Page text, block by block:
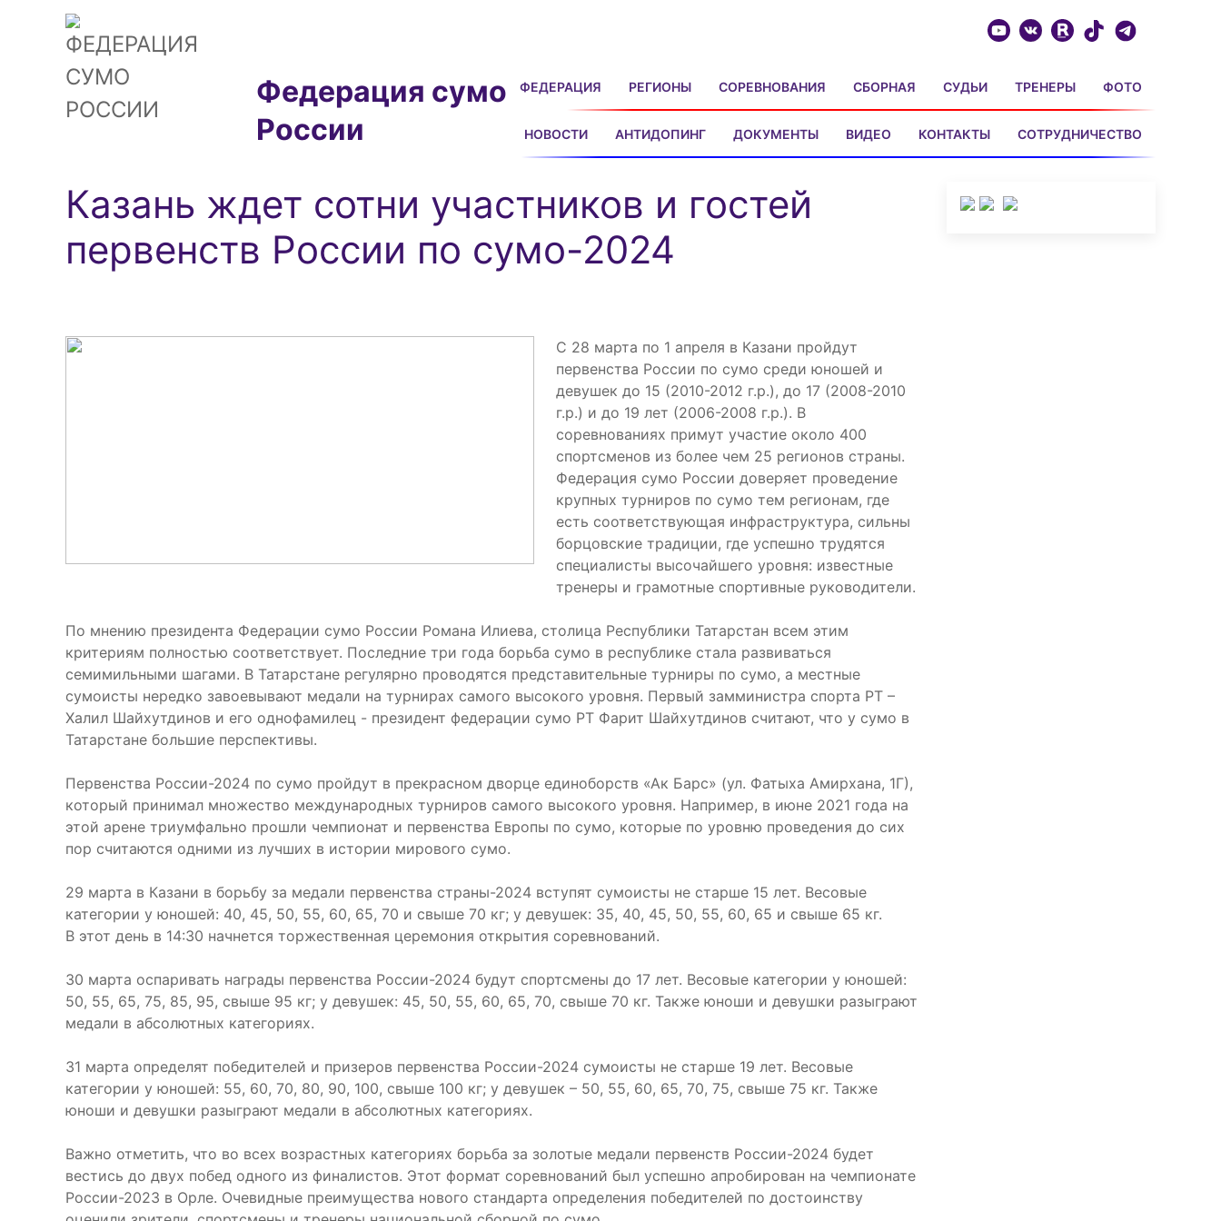
Федерация сумо
России
ФЕДЕРАЦИЯ РЕГИОНЫ СОРЕВНОВАНИЯ СБОРНАЯ СУДЬИ ТРЕНЕРЫ ФОТО
НОВОСТИ АНТИДОПИНГ ДОКУМЕНТЫ ВИДЕО КОНТАКТЫ СОТРУДНИЧЕСТВО
Казань ждет сотни участников и гостей
первенств России по сумо-2024
С 28 марта по 1 апреля в Казани пройдут
первенства России по сумо среди юношей и
девушек до 15 (2010-2012 г.р.), до 17 (2008-2010
г.р.) и до 19 лет (2006-2008 г.р.). В
соревнованиях примут участие около 400
спортсменов из более чем 25 регионов страны.
Федерация сумо России доверяет проведение
крупных турниров по сумо тем регионам, где
есть соответствующая инфраструктура, сильны
борцовские традиции, где успешно трудятся
специалисты высочайшего уровня: известные
тренеры и грамотные спортивные руководители.
По мнению президента Федерации сумо России Романа Илиева, столица Республики Татарстан всем этим
критериям полностью соответствует. Последние три года борьба сумо в республике стала развиваться
семимильными шагами. В Татарстане регулярно проводятся представительные турниры по сумо, а местные
сумоисты нередко завоевывают медали на турнирах самого высокого уровня. Первый замминистра спорта РТ –
Халил Шайхутдинов и его однофамилец - президент федерации сумо РТ Фарит Шайхутдинов считают, что у сумо в
Татарстане большие перспективы.
Первенства России-2024 по сумо пройдут в прекрасном дворце единоборств «Ак Барс» (ул. Фатыха Амирхана, 1Г),
который принимал множество международных турниров самого высокого уровня. Например, в июне 2021 года на
этой арене триумфально прошли чемпионат и первенства Европы по сумо, которые по уровню проведения до сих
пор считаются одними из лучших в истории мирового сумо.
29 марта в Казани в борьбу за медали первенства страны-2024 вступят сумоисты не старше 15 лет. Весовые
категории у юношей: 40, 45, 50, 55, 60, 65, 70 и свыше 70 кг; у девушек: 35, 40, 45, 50, 55, 60, 65 и свыше 65 кг.
В этот день в 14:30 начнется торжественная церемония открытия соревнований.
30 марта оспаривать награды первенства России-2024 будут спортсмены до 17 лет. Весовые категории у юношей:
50, 55, 65, 75, 85, 95, свыше 95 кг; у девушек: 45, 50, 55, 60, 65, 70, свыше 70 кг. Также юноши и девушки разыграют
медали в абсолютных категориях.
31 марта определят победителей и призеров первенства России-2024 сумоисты не старше 19 лет. Весовые
категории у юношей: 55, 60, 70, 80, 90, 100, свыше 100 кг; у девушек – 50, 55, 60, 65, 70, 75, свыше 75 кг. Также
юноши и девушки разыграют медали в абсолютных категориях.
Важно отметить, что во всех возрастных категориях борьба за золотые медали первенств России-2024 будет
вестись до двух побед одного из финалистов. Этот формат соревнований был успешно апробирован на чемпионате
России-2023 в Орле. Очевидные преимущества нового стандарта определения победителей по достоинству